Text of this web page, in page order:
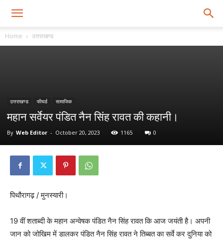
Home उत्तराखण्ड
उत्तराखण्ड फीचर्ड सामाजिक
महान सर्वेयर पंडित नैन सिंह रावत की कहानी।
By Web Editor - October 20, 2023 1165 0
पिथौरागढ़ / मुनस्यारी।
19 वीं शताब्दी के महान अन्वेषक पंडित नैन सिंह रावत कि आज जयंती है। अपनी
जान को जोखिम में डालकर पंडित नैन सिंह रावत ने तिब्बत का सर्वे कर दुनिया को